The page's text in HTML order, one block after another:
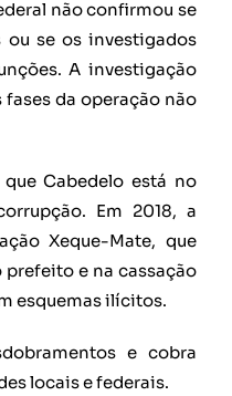
não confirmou se
ou se os investigados
A investigação
da operação não
Cabedelo está no
Em 2018, a
Xeque-Mate, que
e na cassação
esquemas ilícitos.
e cobra
locais e federais.